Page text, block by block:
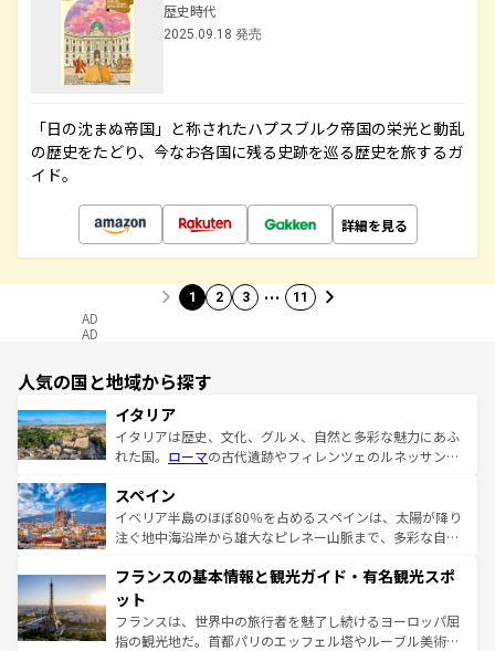
歴史時代
2025.09.18 発売
「日の沈まぬ帝国」と称されたハプスブルク帝国の栄光と動乱
の歴史をたどり、今なお各国に残る史跡を巡る歴史を旅するガ
イド。
詳細を見る
1 2 3 … 11
AD
AD
人気の国と地域から探す
イタリア
イタリアは歴史、文化、グルメ、自然と多彩な魅力にあふ
れた国。 ローマの古代遺跡やフィレンツェのルネッサンス
ろん、トスカーナの美しい田園風景やアマルフィ海岸の絶
景など、自然景観も見逃せない。観光の合間には、本場の
ピザやパスタなど、絶品のイタリア料理を堪能することも
ませてくれるイタリアで、忘れられない旅をしてみよう！
なお、新着のイタリア情報は
しい。
スペイン
イベリア半島のほぼ80％を占めるスペインは、太陽が降り
注ぐ地中海沿岸から雄大なピレネー山脈まで、多彩な自然
文化が根付くこの国では、情熱的なフラメンコ、熱気あふ
れる闘牛、そして美味しいタパスが生活の一部となってい
る。首都マドリードの洗練された雰囲気や、バルセロナの
アートに溢れた街角から、地方では古代ローマ遺跡や中世
フランスの基本情報と観光ガイド・有名観光スポ
ット
フランスは、世界中の旅行者を魅了し続けるヨーロッパ屈
指の観光地だ。首都パリのエッフェル塔やルーブル美術館